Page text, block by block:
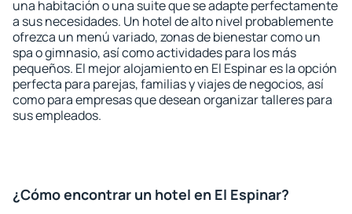
una habitación o una suite que se adapte perfectamente
a sus necesidades. Un hotel de alto nivel probablemente
ofrezca un menú variado, zonas de bienestar como un
spa o gimnasio, así como actividades para los más
pequeños. El mejor alojamiento en El Espinar es la opción
perfecta para parejas, familias y viajes de negocios, así
como para empresas que desean organizar talleres para
sus empleados.
¿Cómo encontrar un hotel en El Espinar?